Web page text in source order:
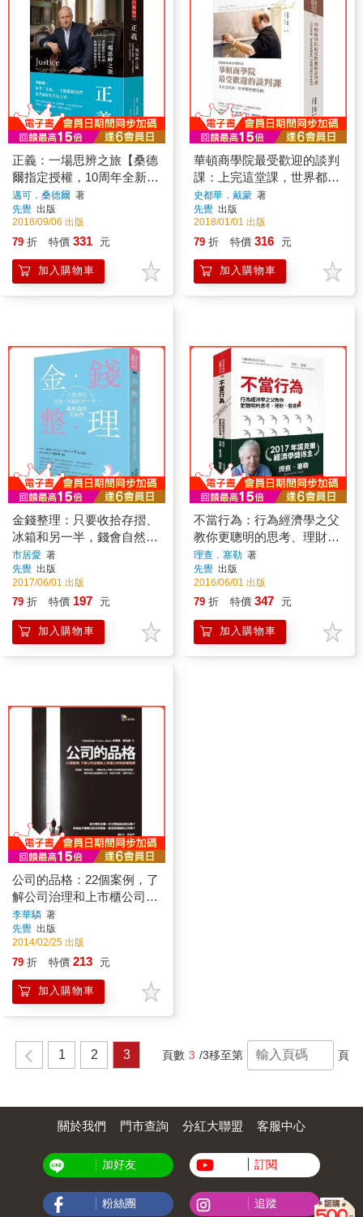
正義：一場思辨之旅【桑德
爾指定授權，10周年全新譯
本，收錄台灣版獨家序言】
邁可．桑德爾 著
先覺 出版
2018/09/06 出版
79 折 特價 331 元
加入購物車
華頓商學院最受歡迎的談判
課：上完這堂課，世界都會
聽你的【暢銷20萬冊增修版
史都華．戴蒙 著
先覺 出版
2018/01/01 出版
79 折 特價 316 元
加入購物車
金錢整理：只要收拾存摺、
冰箱和另一半，錢會自然流
向你
市居愛 著
先覺 出版
2017/06/01 出版
79 折 特價 197 元
加入購物車
不當行為：行為經濟學之父
教你更聰明的思考、理財、
看世界
理查．塞勒 著
先覺 出版
2016/06/01 出版
79 折 特價 347 元
加入購物車
公司的品格：22個案例，了
解公司治理和上市櫃公司的
財務陷阱
李華驎 著
先覺 出版
2014/02/25 出版
79 折 特價 213 元
加入購物車
1 2 3 頁數 3 /3移至第 頁
關於我們 門市查詢 分紅大聯盟 客服中心
加好友 訂閱
粉絲團 追蹤